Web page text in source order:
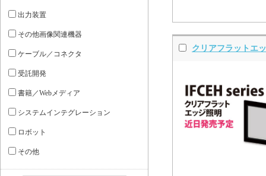
クリアフラットエ
出力装置
その他画像関連機器
ケーブル／コネクタ
受託開発
書籍／Webメディア
システムインテグレーション
ロボット
その他